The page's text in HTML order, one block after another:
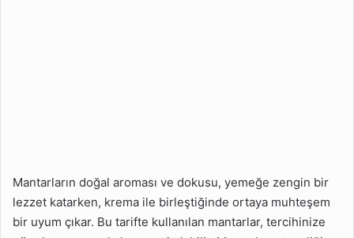
Mantarların doğal aroması ve dokusu, yemeğe zengin bir
lezzet katarken, krema ile birleştiğinde ortaya muhteşem
bir uyum çıkar. Bu tarifte kullanılan mantarlar, tercihinize